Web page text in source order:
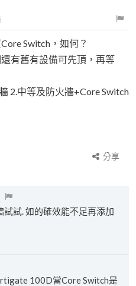
Switch，如何？
有舊有設備可先頂，再等
2.中等及防火牆+Core Switch
分享
試. 如的確效能不足再添加
100D當Core Switch是